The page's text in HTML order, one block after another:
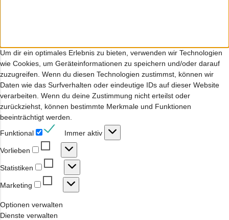
Um dir ein optimales Erlebnis zu bieten, verwenden wir Technologien
wie Cookies, um Geräteinformationen zu speichern und/oder darauf
zuzugreifen. Wenn du diesen Technologien zustimmst, können wir
Daten wie das Surfverhalten oder eindeutige IDs auf dieser Website
verarbeiten. Wenn du deine Zustimmung nicht erteilst oder
zurückziehst, können bestimmte Merkmale und Funktionen
beeinträchtigt werden.
Funktional
Immer aktiv
Vorlieben
Vorlieben
Statistiken
Statistiken
Marketing
Marketing
Optionen verwalten
Dienste verwalten